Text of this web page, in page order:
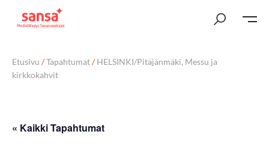
Etusivu /Tapahtumat/HELSINKI/Pitäjänmäki, Messu ja
kirkkokahvit
« Kaikki Tapahtumat